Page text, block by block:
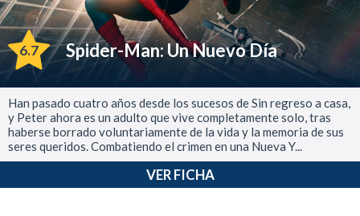
6.7 Spider-Man: Un Nuevo Día
Han pasado cuatro años desde los sucesos de Sin regreso a casa,
y Peter ahora es un adulto que vive completamente solo, tras
haberse borrado voluntariamente de la vida y la memoria de sus
seres queridos. Combatiendo el crimen en una Nueva Y...
VER FICHA